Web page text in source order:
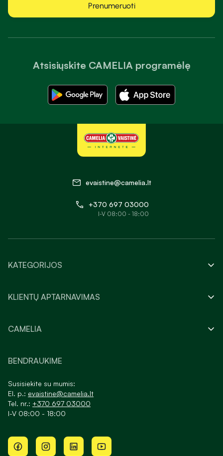
Atsisiųskite CAMELIA programėlę
Prenumeruoti
evaistine@camelia.lt
+370 697 03000
I-V 08:00 - 18:00
KATEGORIJOS
KLIENTŲ APTARNAVIMAS
CAMELIA
BENDRAUKIME
Susisiekite su mumis:
El. p.: evaistine@camelia.lt
Tel. nr.: +370 697 03000
I-V 08:00 - 18:00